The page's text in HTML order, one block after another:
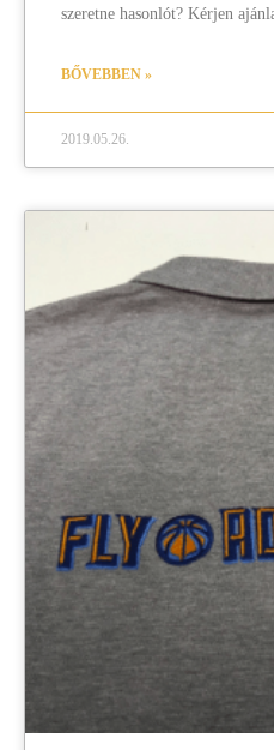
szeretne hasonlót? Kérjen
BŐVEBBEN »
2019.05.26.